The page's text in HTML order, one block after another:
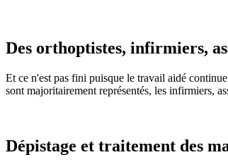
Des orthoptistes, infirmiers,
Et ce n'est pas fini puisque le travail aidé
sont majoritairement représentés, les infirmiers,
Dépistage et traitement des